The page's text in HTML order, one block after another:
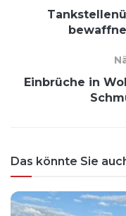
Einbrüche in
Das könnte Sie